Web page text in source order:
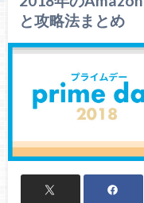
と攻略法まとめ